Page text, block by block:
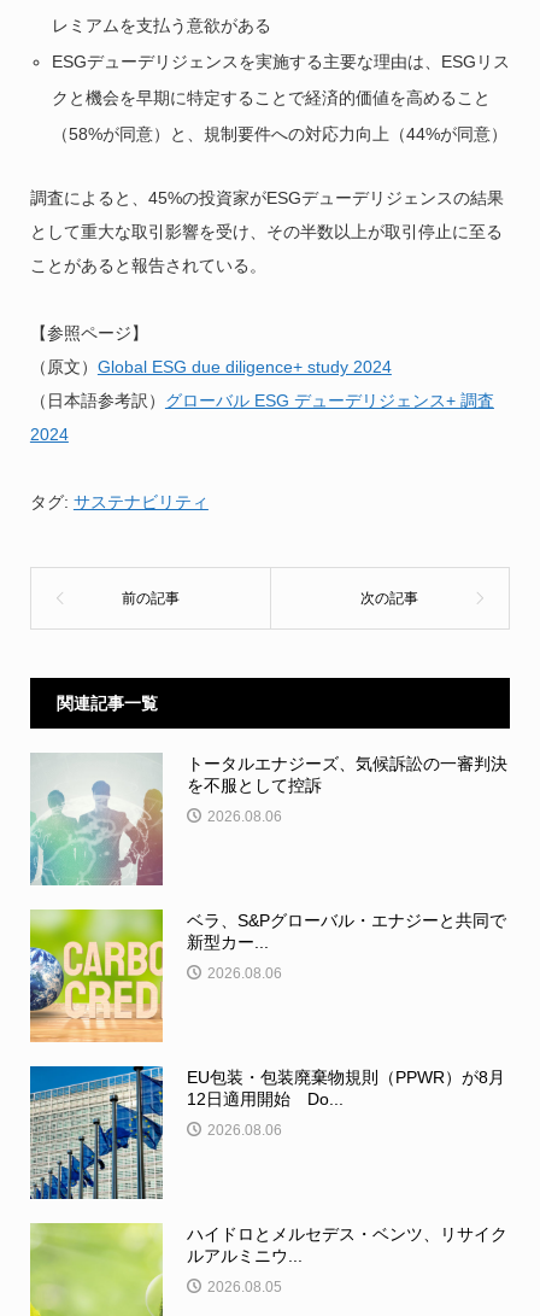
レミアムを支払う意欲がある
ESGデューデリジェンスを実施する主要な理由は、ESGリス
クと機会を早期に特定することで経済的価値を高めること
（58%が同意）と、規制要件への対応力向上（44%が同意）
調査によると、45%の投資家がESGデューデリジェンスの結果
として重大な取引影響を受け、その半数以上が取引停止に至る
ことがあると報告されている。
【参照ページ】
（原文） Global ESG due diligence+ study 2024
（日本語参考訳） グローバル ESG デューデリジェンス+ 調査
2024
タグ: サステナビリティ
関連記事一覧
トータルエナジーズ、気候訴訟の一審判決
を不服として控訴
2026.08.06
ベラ、S&Pグローバル・エナジーと共同で
新型カー...
2026.08.06
EU包装・包装廃棄物規則（PPWR）が8月
12日適用開始 Do...
2026.08.06
ハイドロとメルセデス・ベンツ、リサイク
ルアルミニウ...
2026.08.05